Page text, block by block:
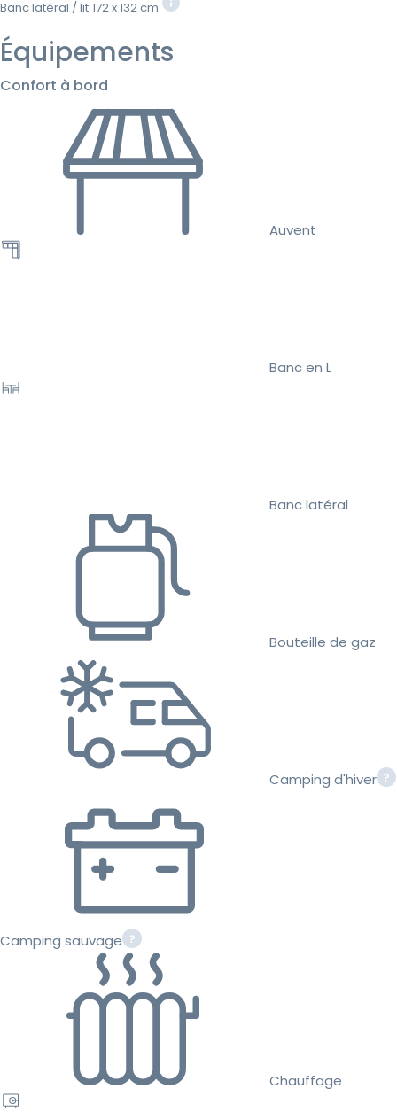
Banc latéral / lit 172 x 132 cm
Équipements
Confort à bord
Auvent
Banc en L
Banc latéral
Bouteille de gaz
Camping d'hiver
Camping sauvage
Chauffage